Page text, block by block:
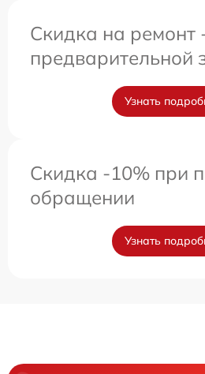
Скидка на ремонт
предварительной
Узнать
Скидка -10% при
обращении
Узнать